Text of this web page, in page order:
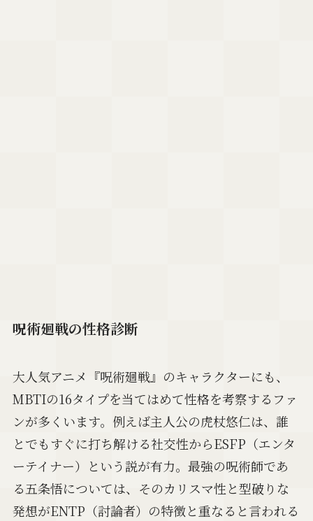
呪術廻戦の性格診断
大人気アニメ『呪術廻戦』のキャラクターにも、
MBTIの16タイプを当てはめて性格を考察するファ
ンが多くいます。例えば主人公の虎杖悠仁は、誰
とでもすぐに打ち解ける社交性からESFP（エンタ
ーテイナー）という説が有力。最強の呪術師であ
る五条悟については、そのカリスマ性と型破りな
発想がENTP（討論者）の特徴と重なると言われる